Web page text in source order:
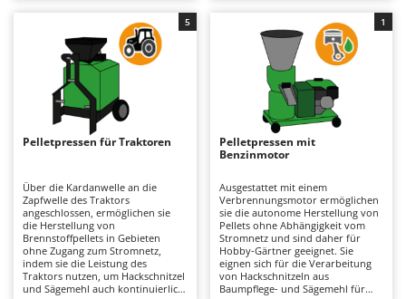
Auslegemulcher für Traktoren
Äxte - Beile und Spalthammer
Balkenmäher
Bandsägen
Batterieladegeräte - Starthilfegeräte
Baumscheren - pneumatisch
Baumstumpffräsen
Bindezangen - elektrisch
Bodenfräsen für Traktor
Ardes
Argo
Ariete
Artus
Attila
Ausonia
Awelco
B
Baesso
Bahco
korrekten Zerkleinerungsgrad und
Feuchtigkeitsgehalt vorbereitet
wurde, in gelegentlichem und
nicht intensivem Betrieb, und
gewährleisten eine autonome
Pelletproduktion mit einer
Qualität, die für die Beheizung
von Öfen und Heizkesseln
geeignet ist. Die elektrische
Stromversorgung sorgt für
einfache Bedienung und sofortige
Installation in Garagen oder
Technikräumen erleichtern. Ideal
für Anwender, die Schnittreste
verwerten und Energiekosten
senken möchten. Für die Wartung
sind regelmäßige Kontrollen von
Presswalzen und Matrize
hinsichtlich Sauberkeit und
Verschleiß erforderlich, ebenso
Verarbeitung größerer Mengen
von Hackschnitzeln aus Häckslern
oder von Sägemehl und Spänen
zur Herstellung von Pellets, die für
verschiedene Heizsysteme
geeignet sind. Ideal für
landwirtschaftliche Betriebe,
Werkstätten oder Tischlereien, die
Pflanzenabfälle oder Holzabfälle
verwerten müssen. Die Wartung
ist im Vergleich zu Modellen mit
ist lediglich eine Überprüfung der
Walzen und Matrizen auf
Sauberkeit und Abnutzung sowie
ein regelmäßiger Austausch des
Getriebeöls erforderlich.
Pelletpressen für Traktoren
Über die Kardanwelle an die
Zapfwelle des Traktors
angeschlossen, ermöglichen sie
die Herstellung von
Brennstoffpellets in Gebieten
ohne Zugang zum Stromnetz,
indem sie die Leistung des
Traktors nutzen, um Hackschnitzel
und Sägemehl auch kontinuierlich
5
Pelletpressen mit
Benzinmotor
Ausgestattet mit einem
Verbrennungsmotor ermöglichen
sie die autonome Herstellung von
Pellets ohne Abhängigkeit vom
Stromnetz und sind daher für
Hobby-Gärtner geeignet. Sie
eignen sich für die Verarbeitung
von Hackschnitzeln aus
Baumpflege- und Sägemehl für
1